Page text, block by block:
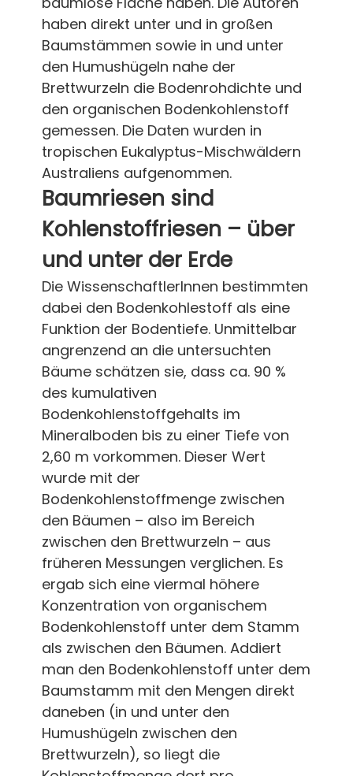
haben direkt unter und in großen
Baumstämmen sowie in und unter
den Humushügeln nahe der
Brettwurzeln die Bodenrohdichte und
den organischen Bodenkohlenstoff
gemessen. Die Daten wurden in
tropischen Eukalyptus-Mischwäldern
Australiens aufgenommen.
Baumriesen sind
Kohlenstoffriesen – über
und unter der Erde
Die WissenschaftlerInnen bestimmten
dabei den Bodenkohlestoff als eine
Funktion der Bodentiefe. Unmittelbar
angrenzend an die untersuchten
Bäume schätzen sie, dass ca. 90 %
des kumulativen
Bodenkohlenstoffgehalts im
Mineralboden bis zu einer Tiefe von
2,60 m vorkommen. Dieser Wert
wurde mit der
Bodenkohlenstoffmenge zwischen
den Bäumen – also im Bereich
zwischen den Brettwurzeln – aus
früheren Messungen verglichen. Es
ergab sich eine viermal höhere
Konzentration von organischem
Bodenkohlenstoff unter dem Stamm
als zwischen den Bäumen. Addiert
man den Bodenkohlenstoff unter dem
Baumstamm mit den Mengen direkt
daneben (in und unter den
Humushügeln zwischen den
Brettwurzeln), so liegt die